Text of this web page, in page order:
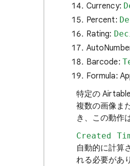
Currency:
Percent:
Rating:
Barcode:
Formula:
特定の
複数の画像ま
き、この動作
Created
自動的に計算
れる必要があ